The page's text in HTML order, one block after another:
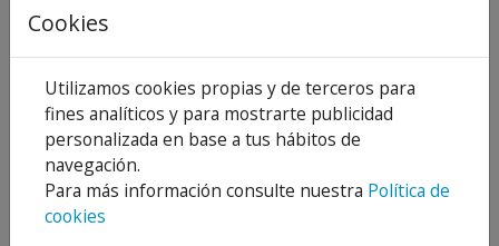
Descripción:
Potente limpiador desincrustante ácido para células
electrolíticas. Producto para limpiar las células de
equipos de electrólisis salina, donde pueden
acumularse incrustaciones de cal, residuos
orgánicos , etc, y que pueden producir un mal
Cookies
Utilizamos cookies propias y de terceros para
fines analíticos y para mostrarte publicidad
personalizada en base a tus hábitos de
navegación.
Para más información consulte nuestra Política de
cookies